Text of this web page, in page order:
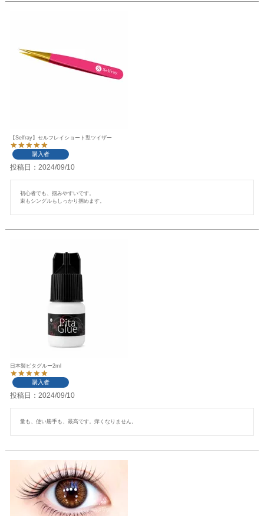
【Selfray】セルフレイショート型ツイザー
購入者
投稿日 2024/09/10
初心者でも、掴みやすいです。
束もシングルもしっかり掴めます。
日本製ピタグルー2ml
購入者
投稿日 2024/09/10
量も、使い勝手も、最高です。痒くなりません。